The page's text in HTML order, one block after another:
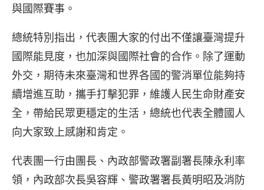
與國際賽事。
總統特別指出，代表團大家的付出不僅讓臺灣提升
國際能見度，也加深與國際社會的合作。除了運動
外交，期待未來臺灣和世界各國的警消單位能夠持
續增進互助，攜手打擊犯罪，維護人民生命財產安
全，帶給民眾更穩定的生活，總統也代表全體國人
向大家致上感謝和肯定。
代表團一行由團長、內政部警政署副署長陳永利率
領，內政部次長吳容輝、警政署署長黃明昭及消防